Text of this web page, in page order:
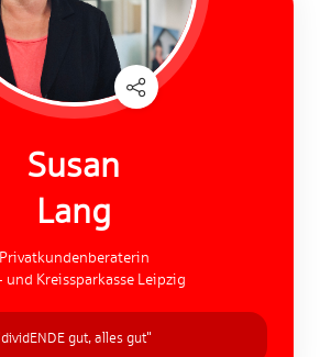
Susan
Lang
Privatkundenberaterin
und Kreissparkasse Leipzig
gut, alles gut"